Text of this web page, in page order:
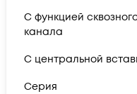
С функцией
канала
С центральной
Серия